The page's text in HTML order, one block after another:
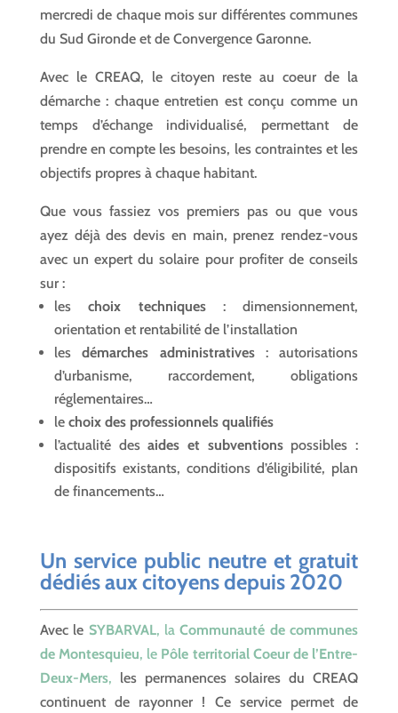
mercredi de chaque mois sur différentes communes
du Sud Gironde et de Convergence Garonne.
Avec le CREAQ, le citoyen reste au coeur de la
démarche : chaque entretien est conçu comme un
temps d’échange individualisé, permettant de
prendre en compte les besoins, les contraintes et les
objectifs propres à chaque habitant.
Que vous fassiez vos premiers pas ou que vous
ayez déjà des devis en main, prenez rendez-vous
avec un expert du solaire pour profiter de conseils
sur :
leschoix techniques: dimensionnement,
orientation et rentabilité de l’installation
lesdémarches administratives: autorisations
d’urbanisme, raccordement, obligations
réglementaires…
le choix des professionnels qualifiés
l’actualité desaides et subventionspossibles :
dispositifs existants, conditions d’éligibilité, plan
de financements…
Un service public neutre et gratuit
dédiés aux citoyens depuis 2020
Avec le SYBARVAL, laCommunauté de communes
de Montesquieu, le Pôle territorial Coeur de l’Entre-
Deux-Mers, les permanences solaires du CREAQ
continuent de rayonner ! Ce service permet de